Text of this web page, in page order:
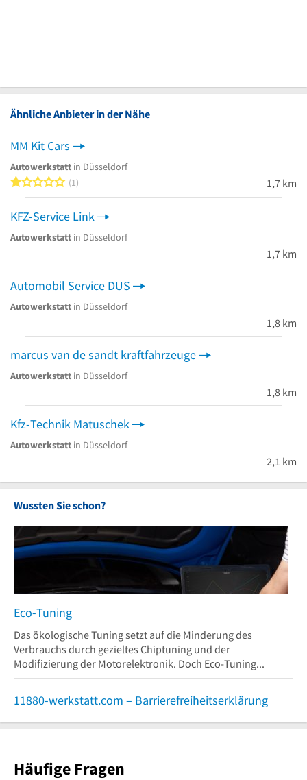
Ähnliche Anbieter in der Nähe
MM Kit Cars
Autowerkstatt in Düsseldorf
1 von 5 Sternen
1 1,7 km
KFZ-Service Link
Autowerkstatt in Düsseldorf
1,7 km
Automobil Service DUS
Autowerkstatt in Düsseldorf
1,8 km
marcus van de sandt kraftfahrzeuge
Autowerkstatt in Düsseldorf
1,8 km
Kfz-Technik Matuschek
Autowerkstatt in Düsseldorf
2,1 km
Wussten Sie schon?
Eco-Tuning
Das ökologische Tuning setzt auf die Minderung des
Verbrauchs durch gezieltes Chiptuning und der
Modifizierung der Motorelektronik. Doch Eco-Tuning...
11880-werkstatt.com – Barrierefreiheitserklärung
Häufige Fragen